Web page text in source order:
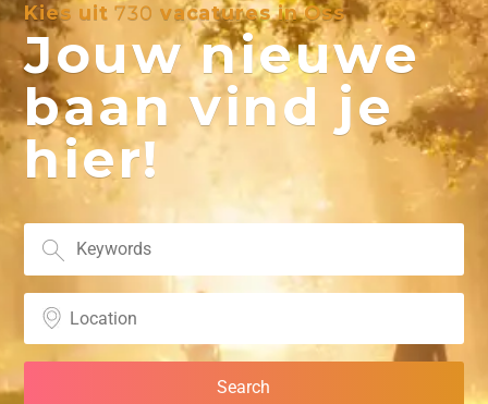
Kies uit730 vacatures in Oss
Jouw nieuwe
baan vind je
hier!